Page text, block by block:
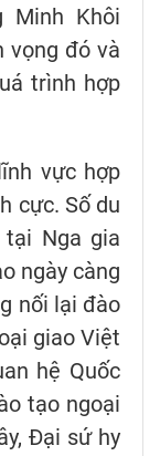
Minh Khôi
vọng đó và
trình hợp
vực hợp
cực. Số du
Nga gia
ngày càng
nối lại đào
giao Việt
hệ Quốc
tạo ngoại
Đại sứ hy